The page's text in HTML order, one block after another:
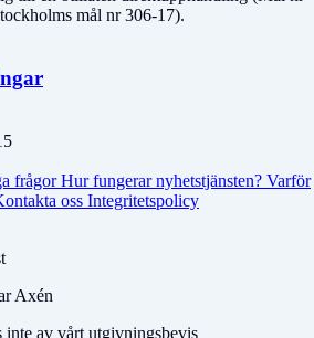
mål nr 306-17).
frågorHur fungerar nyhetstjänsten? Varför
oss Integritetspolicy
Axén
inte av vårt utgivningsbevis